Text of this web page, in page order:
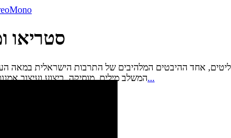
סטריאו
אחד ההיבטים המלהיבים של התרבות הישראלית במאה
המשלב מילים, מוסיקה, ביצוע ועיצובעוד...